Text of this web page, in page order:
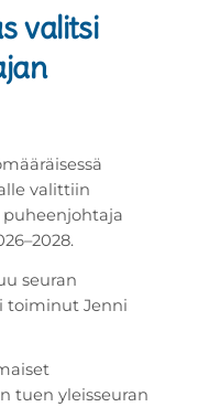
valitsi
valittiin
puheenjohtaja
seuran
toiminut Jenni
tuen yleisseuran